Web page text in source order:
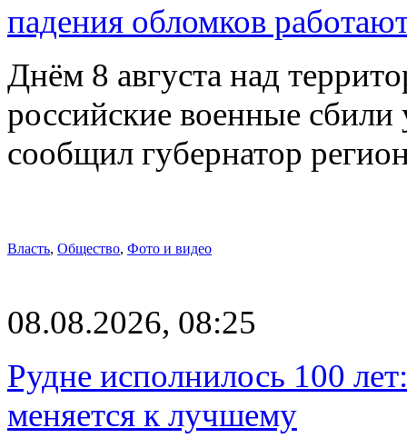
падения обломков
Днём 8 августа над
российские военные
сообщил губернатор
Власть, Общество, Фото и видео
08.08.2026, 08:25
Рудне исполнилось 100
меняется к лучшему